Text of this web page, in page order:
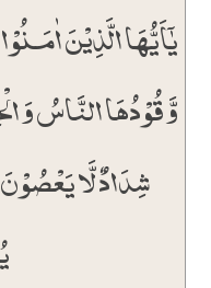
یٰۤاَیُّہَا الَّذِیۡنَ
وَّ قُوۡدُہَا النَّاسُ
شِدَادٌ لَّا یَعۡصُوۡنَ